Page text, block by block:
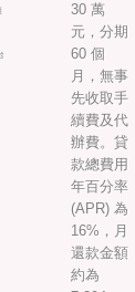
30 萬
元，分期
60 個
月，無事
先收取手
續費及代
辦費。貸
款總費用
年百分率
(APR) 為
16%，月
還款金額
約為